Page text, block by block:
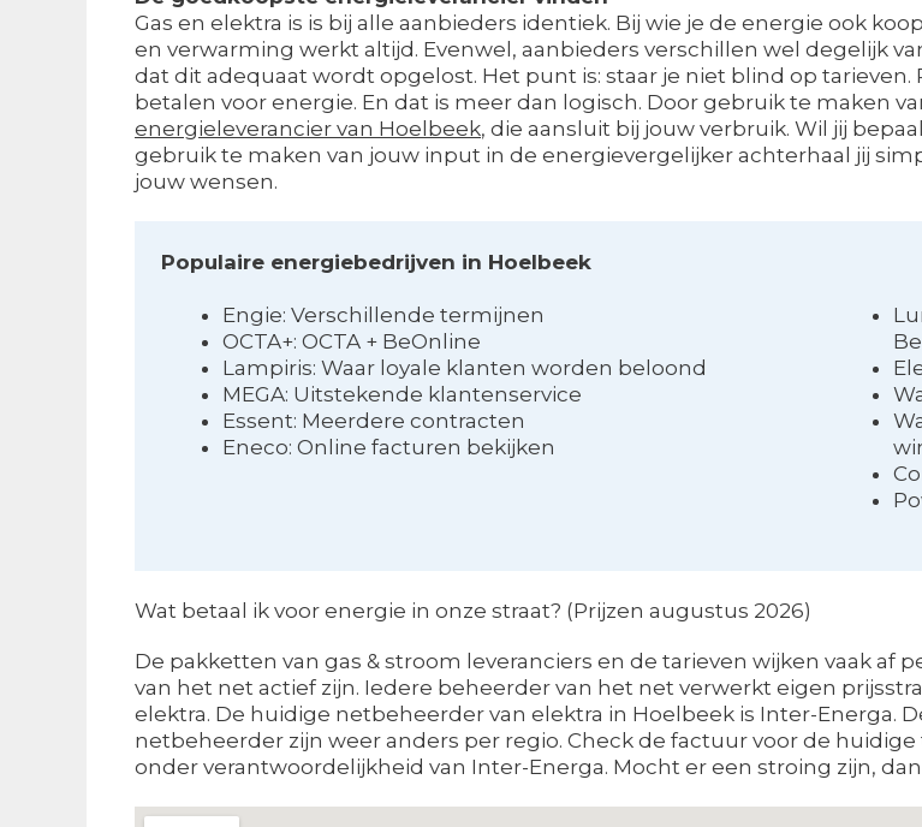
Gas en elektra is is bij alle aanbieders identiek. Bij wie je de energie ook
en verwarming werkt altijd. Evenwel, aanbieders verschillen wel degelijk
dat dit adequaat wordt opgelost. Het punt is: staar je niet blind op
betalen voor energie. En dat is meer dan logisch. Door gebruik te maken
energieleverancier van Hoelbeek, die aansluit bij jouw verbruik. Wil jij
gebruik te maken van jouw input in de energievergelijker achterhaal jij
jouw wensen.
Populaire energiebedrijven in Hoelbeek
Engie: Verschillende termijnen
OCTA+: OCTA + BeOnline
Lampiris: Waar loyale klanten worden beloond
MEGA: Uitstekende klantenservice
Essent: Meerdere contracten
Eneco: Online facturen bekijken
Wat betaal ik voor energie in onze straat? (Prijzen augustus 2026)
De pakketten van gas & stroom leveranciers en de tarieven wijken vaak af
van het net actief zijn. Iedere beheerder van het net verwerkt eigen
elektra. De huidige netbeheerder van elektra in Hoelbeek is Inter-Energa.
netbeheerder zijn weer anders per regio. Check de factuur voor de
onder verantwoordelijkheid van Inter-Energa. Mocht er een stroing zijn,